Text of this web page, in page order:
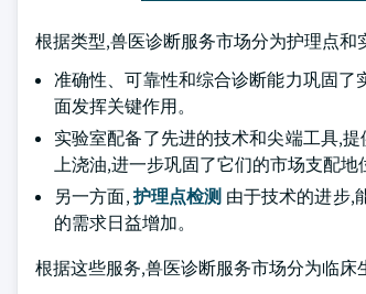
根据类型,兽医诊断服务市场分为护理点和
准确性、可靠性和综合诊断能力巩固
面发挥关键作用。
实验室配备了先进的技术和尖端工具,
上浇油,进一步巩固了它们的市场支配地
另一方面,护理点检测 由于技术的进步,
的需求日益增加。
根据这些服务,兽医诊断服务市场分为临床